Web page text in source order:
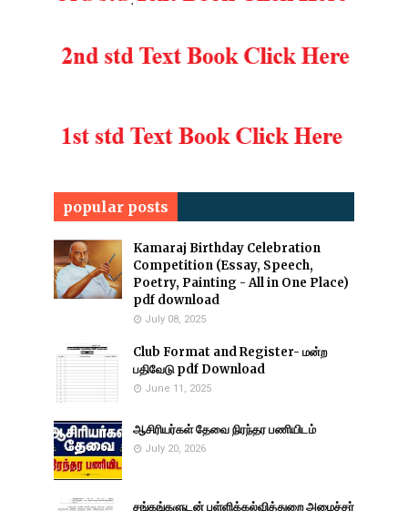
popular posts
Kamaraj Birthday Celebration
Competition (Essay, Speech,
Poetry, Painting - All in One Place)
pdf download
July 08, 2025
Club Format and Register- மன்ற
பதிவேடு pdf Download
June 11, 2025
ஆசிரியர்கள் தேவை நிரந்தர பணியிடம்
July 20, 2026
சங்கங்களுடன் பள்ளிக்கல்வித்துறை அமைச்சர்